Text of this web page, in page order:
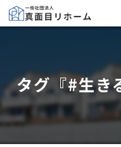
タグ『#生き